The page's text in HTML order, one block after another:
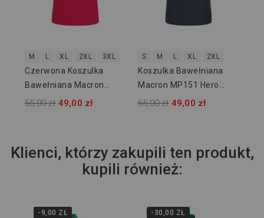
M L XL 2XL 3XL
Czerwona Koszulka
Bawełniana Macron
MP151 Hero 907302
65,00 zł 49,00 zł
S M L XL 2XL
Koszulka Bawełniana
Macron MP151 Hero
907307
65,00 zł 49,00 zł
Klienci, którzy zakupili ten produkt,
kupili również:
-9,00 ZŁ -30,00 ZŁ